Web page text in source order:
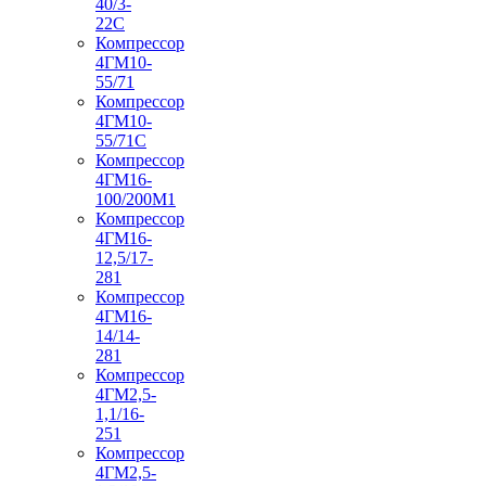
22С
Компрессор
4ГМ10-
55/71
Компрессор
4ГМ10-
55/71С
Компрессор
4ГМ16-
100/200М1
Компрессор
4ГМ16-
12,5/17-
281
Компрессор
4ГМ16-
14/14-
281
Компрессор
4ГМ2,5-
1,1/16-
251
Компрессор
4ГМ2,5-